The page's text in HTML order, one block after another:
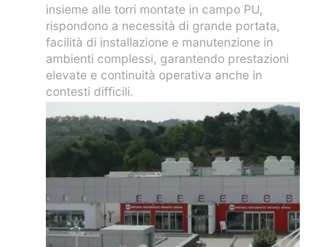
facilità di installazione e manutenzione in
ambienti complessi, garantendo prestazioni
elevate e continuità operativa anche in
contesti difficili.